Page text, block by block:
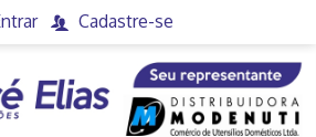
Cadastre-se